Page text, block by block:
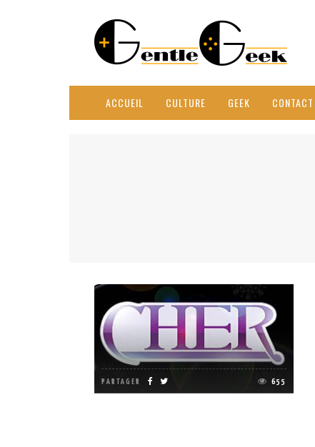
ACCUEIL CULTURE GEEK CONTACT
PARTAGER 655